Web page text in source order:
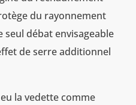
du rayonnement
débat envisageable
de serre additionnel
la vedette comme